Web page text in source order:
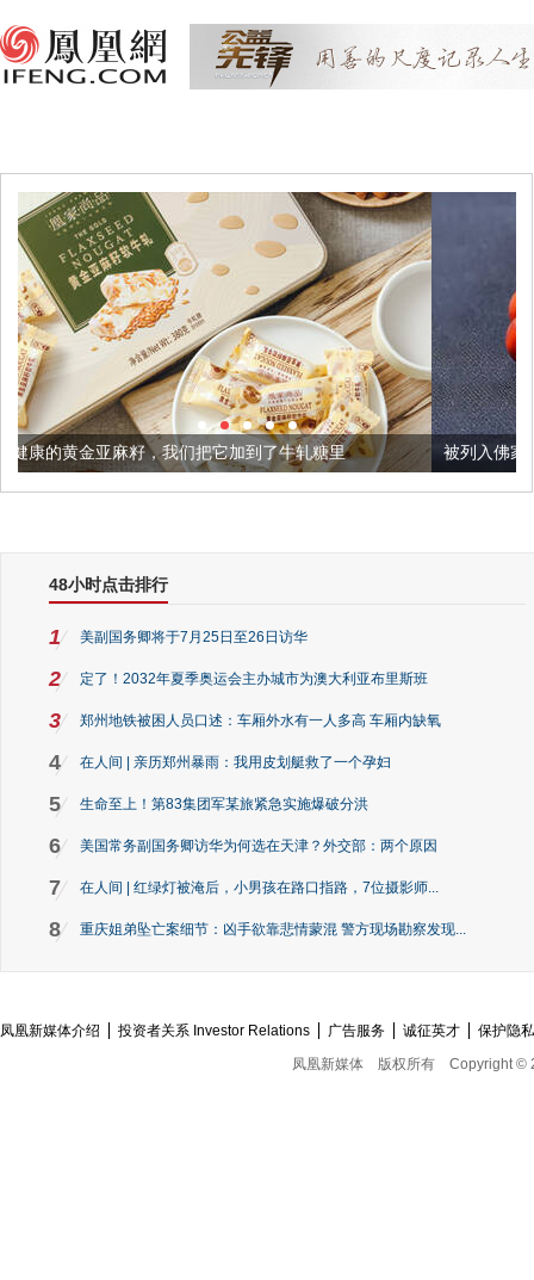
们把它加到了牛轧糖里 被列入佛家七宝的它到底有多美
48小时点击排行
1 美副国务卿将于7月25日至26日访华
2 定了！2032年夏季奥运会主办城市为澳大利亚布里斯班
3 郑州地铁被困人员口述：车厢外水有一人多高 车厢内缺氧
4 在人间 | 亲历郑州暴雨：我用皮划艇救了一个孕妇
5 生命至上！第83集团军某旅紧急实施爆破分洪
6 美国常务副国务卿访华为何选在天津？外交部：两个原因
7 在人间 | 红绿灯被淹后，小男孩在路口指路，7位摄影师...
8 重庆姐弟坠亡案细节：凶手欲靠悲情蒙混 警方现场勘察发现...
凤凰新媒体介绍 投资者关系 Investor Relations 广告服务 诚征英才
保护隐
凤凰新媒体
版权所有 Copyright ©